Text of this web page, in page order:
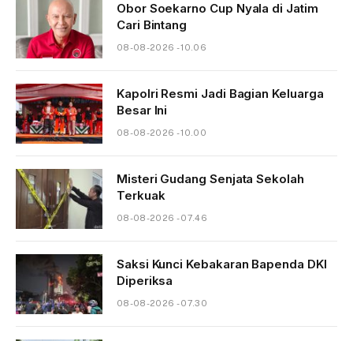
Obor Soekarno Cup Nyala di Jatim
Cari Bintang
08-08-2026 - 10.06
Kapolri Resmi Jadi Bagian Keluarga
Besar Ini
08-08-2026 - 10.00
Misteri Gudang Senjata Sekolah
Terkuak
08-08-2026 - 07.46
Saksi Kunci Kebakaran Bapenda DKI
Diperiksa
08-08-2026 - 07.30